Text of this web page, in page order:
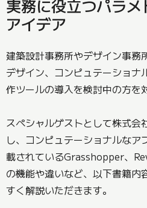
実務に役立つパラ
アイデア
建築設計事務所やデザイン事務
デザイン、コンピュテーショナ
作ツールの導入を検討中の方を
スペシャルゲストとして株式会
し、コンピュテーショナルな
載されているGrasshopper、
の機能や違いなど、以下書籍内
すく解説いただきます。